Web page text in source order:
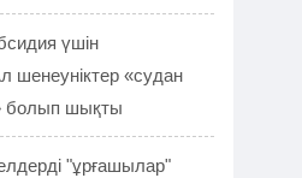
үшін
шенеуніктер «судан
болып шықты
"ұрғашылар"